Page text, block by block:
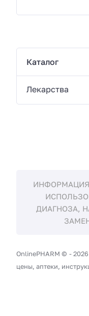
Каталог
Лекарства
ДИАГНОЗА,
OnlinePHARM © -2026
цены, аптеки,